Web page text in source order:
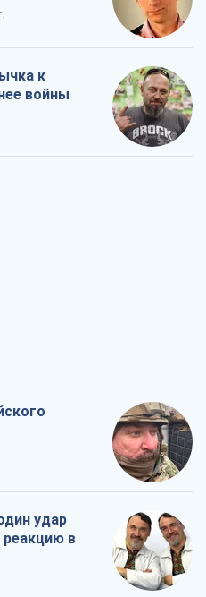
к
войны
удар
в